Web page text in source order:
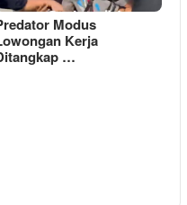
Modus
Kerja
…